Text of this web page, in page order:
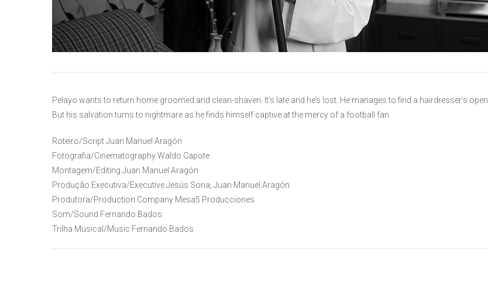
Pelayo wants to return home groomed and clean-shaven. It’s late and he’s lost. He manages to find a hairdresser’s open.
But his salvation turns to nightmare as he finds himself captive at the mercy of a football fan.
Roteiro/Script Juan Manuel Aragón
Fotografia/Cinematography Waldo Capote
Montagem/Editing Juan Manuel Aragón
Produção Executiva/Executive Jesús Soria, Juan Manuel Aragón
Produtora/Production Company Mesa5 Producciones
Som/Sound Fernando Bados
Trilha Musical/Music Fernando Bados